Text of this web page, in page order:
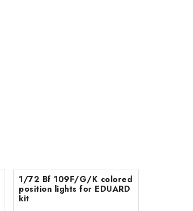
1/72 Bf 109F/G/K colored
position lights for EDUARD
kit